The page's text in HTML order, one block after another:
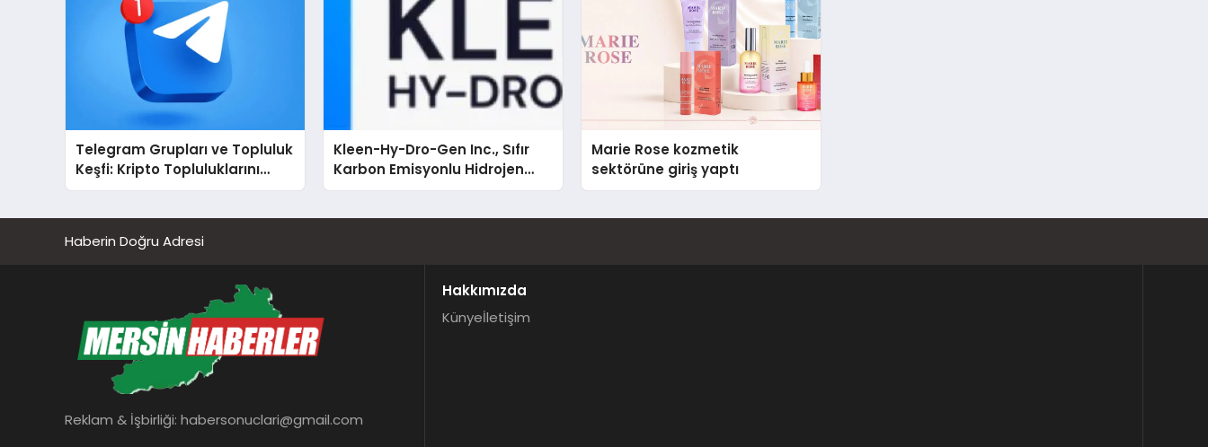
Telegram Grupları ve Topluluk
Keşfi: Kripto Topluluklarını
Telegram’da Keşfetmek
Kleen-Hy-Dro-Gen Inc., Sıfır
Karbon Emisyonlu Hidrojen
Isıtma Teknolojisinde ISO ve
Marie Rose kozmetik
sektörüne giriş yaptı
Haberin Doğru Adresi
Reklam & İşbirliği: habersonuclari@gmail.com
Hakkımızda
Künyeİletişim